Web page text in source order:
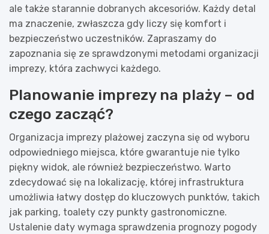
ale także starannie dobranych akcesoriów. Każdy detal
ma znaczenie, zwłaszcza gdy liczy się komfort i
bezpieczeństwo uczestników. Zapraszamy do
zapoznania się ze sprawdzonymi metodami organizacji
imprezy, która zachwyci każdego.
Planowanie imprezy na plaży – od
czego zacząć?
Organizacja imprezy plażowej zaczyna się od wyboru
odpowiedniego miejsca, które gwarantuje nie tylko
piękny widok, ale również bezpieczeństwo. Warto
zdecydować się na lokalizację, której infrastruktura
umożliwia łatwy dostęp do kluczowych punktów, takich
jak parking, toalety czy punkty gastronomiczne.
Ustalenie daty wymaga sprawdzenia prognozy pogody